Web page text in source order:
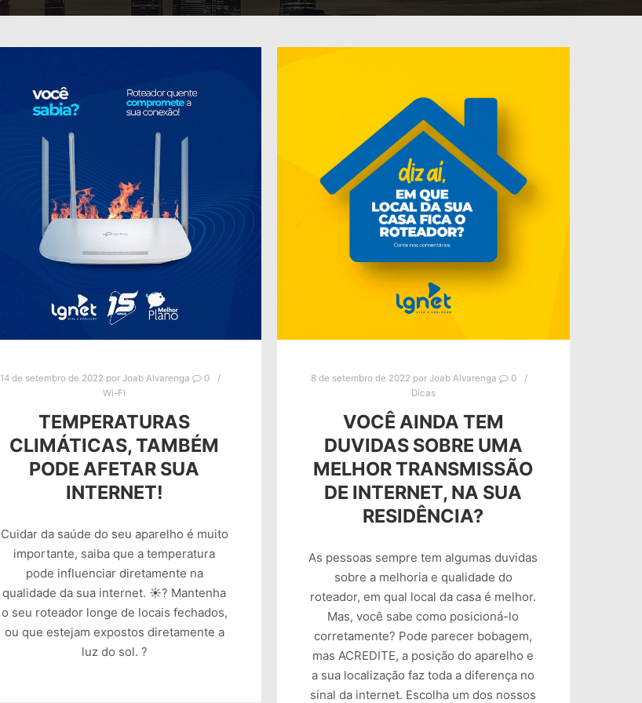
14 de setembro de 2022 porJoab Alvarenga
0
Wi-Fi
TEMPERATURAS
CLIMÁTICAS, TAMBÉM
PODE AFETAR SUA
INTERNET!
Cuidar da saúde do seu aparelho é muito
importante, saiba que a temperatura
pode influenciar diretamente na
qualidade da sua internet. ☀? Mantenha
o seu roteador longe de locais fechados,
ou que estejam expostos diretamente a
luz do sol. ?
8 de setembro de 2022 porJoab Alvarenga
0
Dicas
VOCÊ AINDA TEM
DUVIDAS SOBRE UMA
MELHOR TRANSMISSÃO
DE INTERNET, NA SUA
RESIDÊNCIA?
As pessoas sempre tem algumas duvidas
sobre a melhoria e qualidade do
roteador, em qual local da casa é melhor.
Mas, você sabe como posicioná-lo
corretamente? Pode parecer bobagem,
mas ACREDITE, a posição do aparelho e
a sua localização faz toda a diferença no
sinal da internet. Escolha um dos nossos